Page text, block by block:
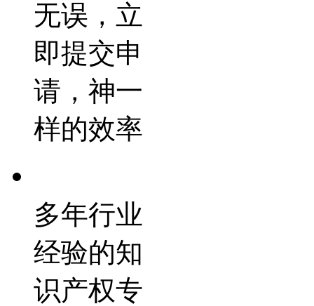
无误，立
即提交申
请，神一
样的效率
多年行业
经验的知
识产权专